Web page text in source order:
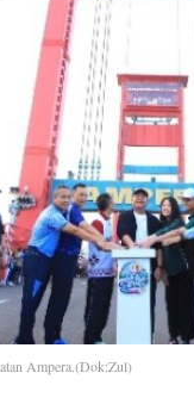
Ampera.(Dok:Zul)